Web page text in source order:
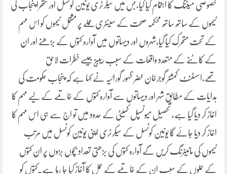
خصوصی میٹنگ کا اہتمام کیا گیا،جس میں سیکرٹری یونین کونسل اور ستھرا پنجاب کی
ٹیموں کے ساتھ ساتھ محکمہ صحت کے سینٹری عملے پر مشتمل ٹیموں کو اس مہم
کے تحت متحرک کیا گیا،شہروں اور دیہاتوں میں آوارہ کتوں کے بڑھنے اور ان
کے کاٹنے کے متعدد واقعات کے سبب ریبیز جیسے خطرات لاحق
تھے،اسسٹنٹ کمشنر گوجرخان خضر ظہور گورائیہ نے کہا ہے کہ پنجاب حکومت کی
ہدایات کے مطابق شہر اور دیہاتوں سے آوارہ کتوں کے خاتمے کے لیے مہم کا
اغاز کر دیا گیا ہے، تحصیل میونسپل کمیٹی کے حدود میں تو اج سے ہی اس مہم کا
اغاز کر دیا جائے گا یونین کونسل کے سیکرٹری اپنی یونین کونسل میں مرتب
ٹیموں کی مانیٹرنگ کریں گے آوارہ کتوں کی بڑھتی تعداد بچوں بڑوں پر ان کتوں
کے حملوں کے سبب ان کے خاتمے کے عمل کا آغاز کیا جا رہا ہے۔کتوں کو